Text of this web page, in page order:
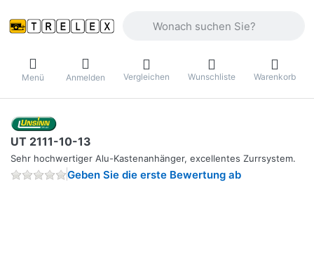
Menü Anmelden Vergleichen Wunschliste Warenkorb
UT 2111-10-13
Sehr hochwertiger Alu-Kastenanhänger, excellentes Zurrsystem.
Geben Sie die erste Bewertung ab